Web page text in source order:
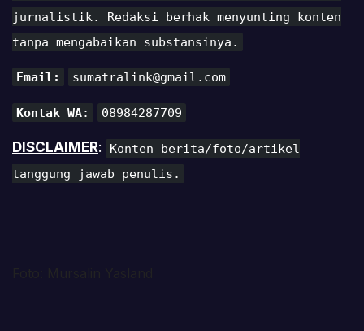
jurnalistik. Redaksi berhak menyunting konten
tanpa mengabaikan substansinya.
Email: sumatralink@gmail.com
Kontak WA: 08984287709
DISCLAIMER:
Konten berita/foto/artikel
tanggung jawab penulis.